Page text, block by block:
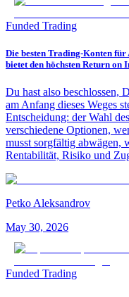
Funded Trading
Die besten Trading-Konten
bietet den höchsten Return on
Du hast also beschlossen,
am Anfang dieses Weges
Entscheidung: der Wahl
verschiedene Optionen,
musst sorgfältig abwägen,
Rentabilität, Risiko und
Petko Aleksandrov
May 30, 2026
Funded Trading